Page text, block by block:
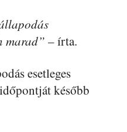
marad” – írta.
esetleges
később